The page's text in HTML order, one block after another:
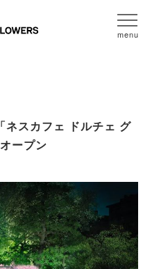
menu
スカフェ ドルチェ グ
ープン